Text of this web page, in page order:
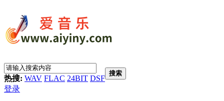
热搜: WAV FLAC 24BIT DSF
搜索
登录